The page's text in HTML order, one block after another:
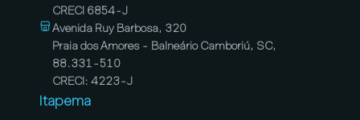
CRECI 6854-J
Avenida Ruy Barbosa, 320
Praia dos Amores - Balneário Camboriú, SC,
88.331-510
CRECI: 4223-J
Itapema